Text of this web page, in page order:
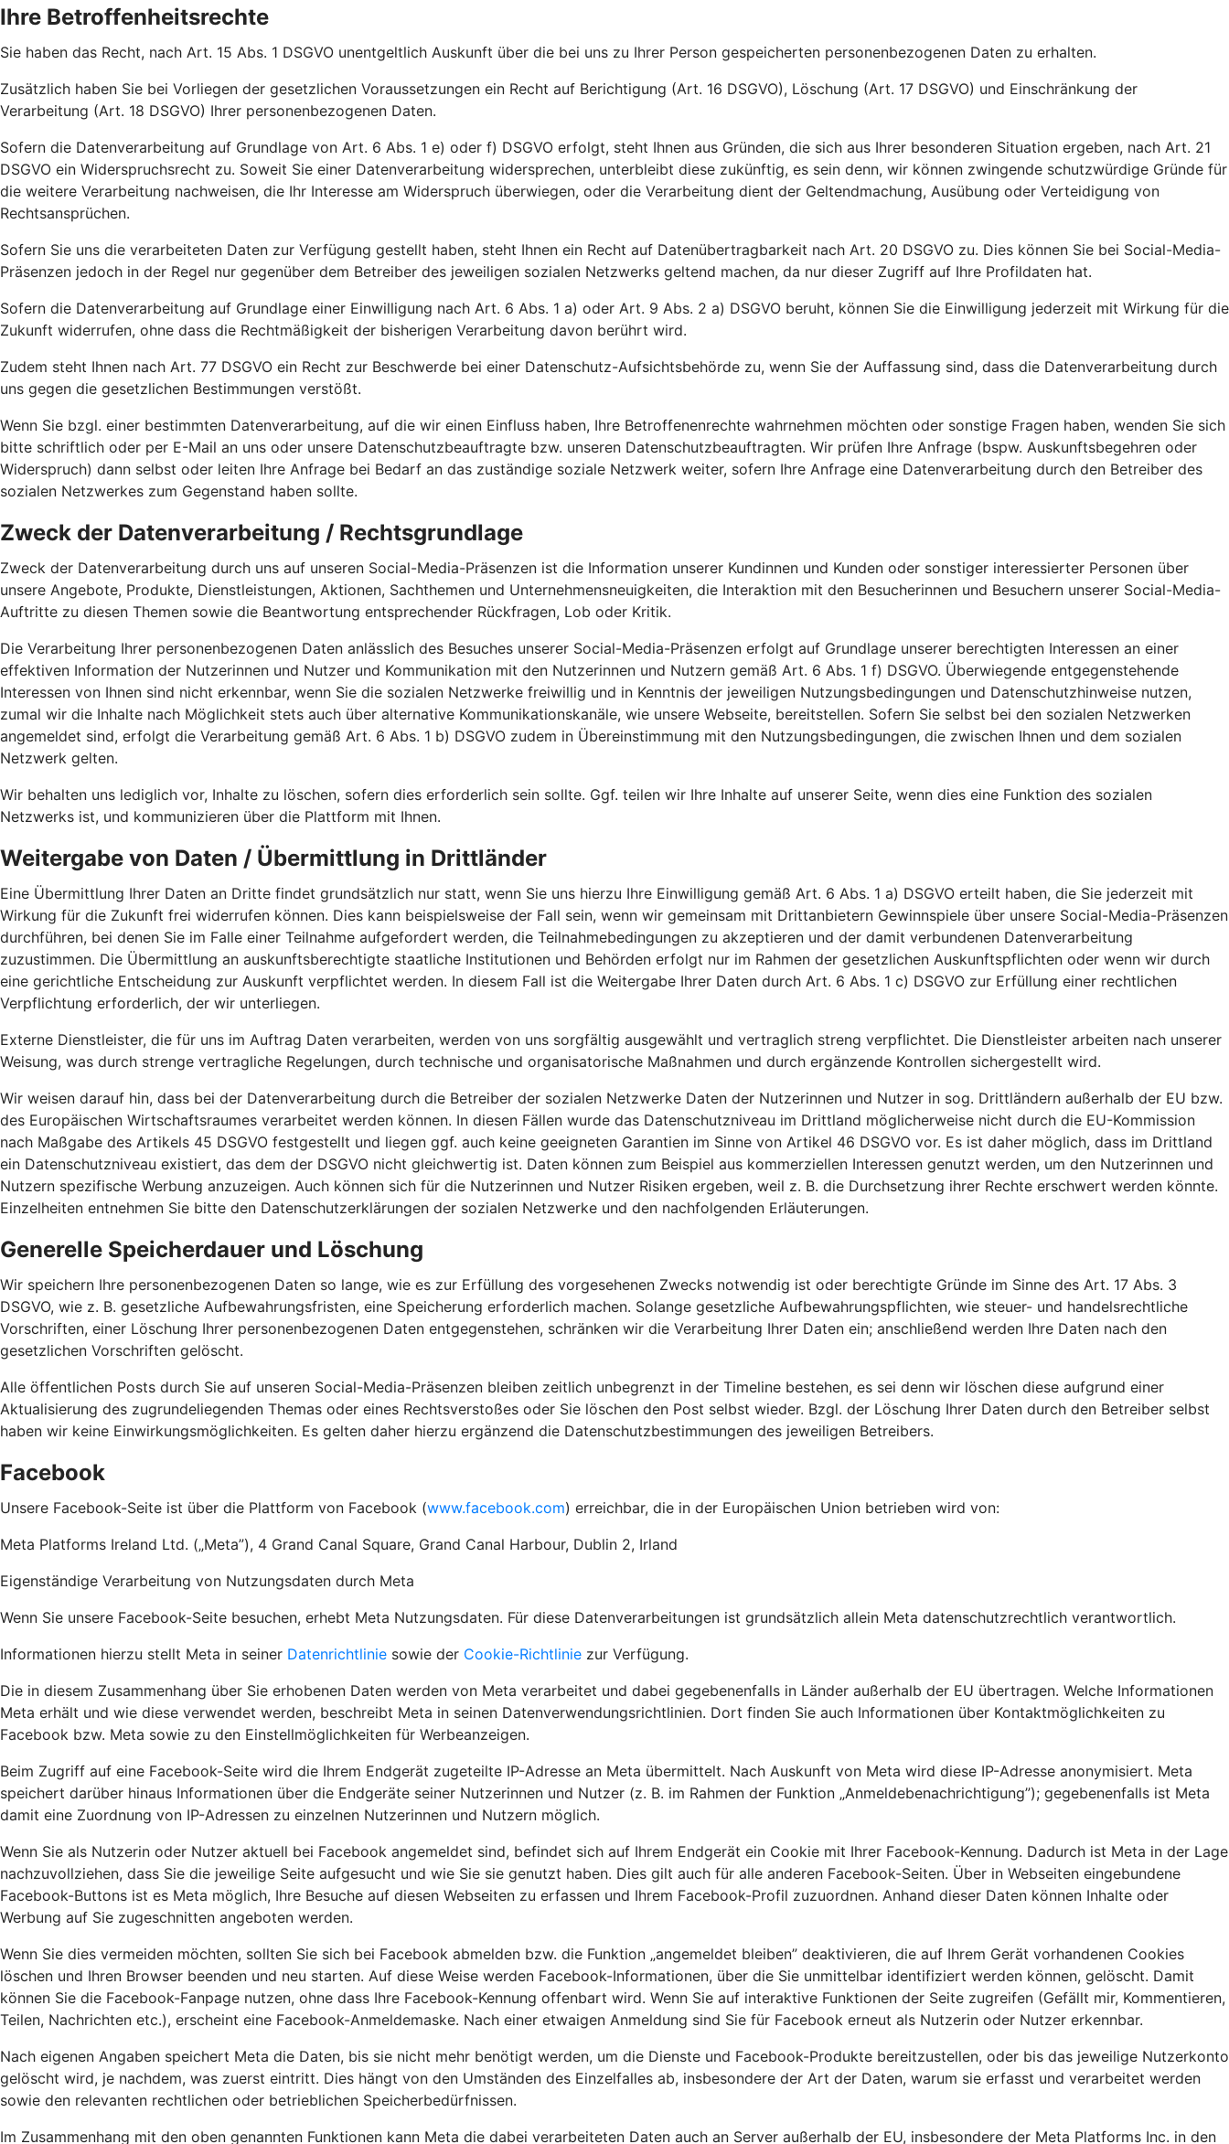
Ihre Betroffenheitsrechte
Sie haben das Recht, nach Art. 15 Abs. 1 DSGVO unentgeltlich Auskunft über die bei uns zu Ihrer Person gespeicherten personenbezogenen Daten zu erhalten.
Zusätzlich haben Sie bei Vorliegen der gesetzlichen Voraussetzungen ein Recht auf Berichtigung (Art. 16 DSGVO), Löschung (Art. 17 DSGVO) und Einschränkung der
Verarbeitung (Art. 18 DSGVO) Ihrer personenbezogenen Daten.
Sofern die Datenverarbeitung auf Grundlage von Art. 6 Abs. 1 e) oder f) DSGVO erfolgt, steht Ihnen aus Gründen, die sich aus Ihrer besonderen Situation ergeben, nach Art. 21
DSGVO ein Widerspruchsrecht zu. Soweit Sie einer Datenverarbeitung widersprechen, unterbleibt diese zukünftig, es sein denn, wir können zwingende schutzwürdige Gründe für
die weitere Verarbeitung nachweisen, die Ihr Interesse am Widerspruch überwiegen, oder die Verarbeitung dient der Geltendmachung, Ausübung oder Verteidigung von
Rechtsansprüchen.
Sofern Sie uns die verarbeiteten Daten zur Verfügung gestellt haben, steht Ihnen ein Recht auf Datenübertragbarkeit nach Art. 20 DSGVO zu. Dies können Sie bei Social-Media-
Präsenzen jedoch in der Regel nur gegenüber dem Betreiber des jeweiligen sozialen Netzwerks geltend machen, da nur dieser Zugriff auf Ihre Profildaten hat.
Sofern die Datenverarbeitung auf Grundlage einer Einwilligung nach Art. 6 Abs. 1 a) oder Art. 9 Abs. 2 a) DSGVO beruht, können Sie die Einwilligung jederzeit mit Wirkung für die
Zukunft widerrufen, ohne dass die Rechtmäßigkeit der bisherigen Verarbeitung davon berührt wird.
Zudem steht Ihnen nach Art. 77 DSGVO ein Recht zur Beschwerde bei einer Datenschutz-Aufsichtsbehörde zu, wenn Sie der Auffassung sind, dass die Datenverarbeitung durch
uns gegen die gesetzlichen Bestimmungen verstößt.
Wenn Sie bzgl. einer bestimmten Datenverarbeitung, auf die wir einen Einfluss haben, Ihre Betroffenenrechte wahrnehmen möchten oder sonstige Fragen haben, wenden Sie sich
bitte schriftlich oder per E-Mail an uns oder unsere Datenschutzbeauftragte bzw. unseren Datenschutzbeauftragten. Wir prüfen Ihre Anfrage (bspw. Auskunftsbegehren oder
Widerspruch) dann selbst oder leiten Ihre Anfrage bei Bedarf an das zuständige soziale Netzwerk weiter, sofern Ihre Anfrage eine Datenverarbeitung durch den Betreiber des
sozialen Netzwerkes zum Gegenstand haben sollte.
Zweck der Datenverarbeitung / Rechtsgrundlage
Zweck der Datenverarbeitung durch uns auf unseren Social-Media-Präsenzen ist die Information unserer Kundinnen und Kunden oder sonstiger interessierter Personen über
unsere Angebote, Produkte, Dienstleistungen, Aktionen, Sachthemen und Unternehmensneuigkeiten, die Interaktion mit den Besucherinnen und Besuchern unserer Social-Media-
Auftritte zu diesen Themen sowie die Beantwortung entsprechender Rückfragen, Lob oder Kritik.
Die Verarbeitung Ihrer personenbezogenen Daten anlässlich des Besuches unserer Social-Media-Präsenzen erfolgt auf Grundlage unserer berechtigten Interessen an einer
effektiven Information der Nutzerinnen und Nutzer und Kommunikation mit den Nutzerinnen und Nutzern gemäß Art. 6 Abs. 1 f) DSGVO. Überwiegende entgegenstehende
Interessen von Ihnen sind nicht erkennbar, wenn Sie die sozialen Netzwerke freiwillig und in Kenntnis der jeweiligen Nutzungsbedingungen und Datenschutzhinweise nutzen,
zumal wir die Inhalte nach Möglichkeit stets auch über alternative Kommunikationskanäle, wie unsere Webseite, bereitstellen. Sofern Sie selbst bei den sozialen Netzwerken
angemeldet sind, erfolgt die Verarbeitung gemäß Art. 6 Abs. 1 b) DSGVO zudem in Übereinstimmung mit den Nutzungsbedingungen, die zwischen Ihnen und dem sozialen
Netzwerk gelten.
Wir behalten uns lediglich vor, Inhalte zu löschen, sofern dies erforderlich sein sollte. Ggf. teilen wir Ihre Inhalte auf unserer Seite, wenn dies eine Funktion des sozialen
Netzwerks ist, und kommunizieren über die Plattform mit Ihnen.
Weitergabe von Daten / Übermittlung in Drittländer
Eine Übermittlung Ihrer Daten an Dritte findet grundsätzlich nur statt, wenn Sie uns hierzu Ihre Einwilligung gemäß Art. 6 Abs. 1 a) DSGVO erteilt haben, die Sie jederzeit mit
Wirkung für die Zukunft frei widerrufen können. Dies kann beispielsweise der Fall sein, wenn wir gemeinsam mit Drittanbietern Gewinnspiele über unsere Social-Media-Präsenzen
durchführen, bei denen Sie im Falle einer Teilnahme aufgefordert werden, die Teilnahmebedingungen zu akzeptieren und der damit verbundenen Datenverarbeitung
zuzustimmen. Die Übermittlung an auskunftsberechtigte staatliche Institutionen und Behörden erfolgt nur im Rahmen der gesetzlichen Auskunftspflichten oder wenn wir durch
eine gerichtliche Entscheidung zur Auskunft verpflichtet werden. In diesem Fall ist die Weitergabe Ihrer Daten durch Art. 6 Abs. 1 c) DSGVO zur Erfüllung einer rechtlichen
Verpflichtung erforderlich, der wir unterliegen.
Externe Dienstleister, die für uns im Auftrag Daten verarbeiten, werden von uns sorgfältig ausgewählt und vertraglich streng verpflichtet. Die Dienstleister arbeiten nach unserer
Weisung, was durch strenge vertragliche Regelungen, durch technische und organisatorische Maßnahmen und durch ergänzende Kontrollen sichergestellt wird.
Wir weisen darauf hin, dass bei der Datenverarbeitung durch die Betreiber der sozialen Netzwerke Daten der Nutzerinnen und Nutzer in sog. Drittländern außerhalb der EU bzw.
des Europäischen Wirtschaftsraumes verarbeitet werden können. In diesen Fällen wurde das Datenschutzniveau im Drittland möglicherweise nicht durch die EU-Kommission
nach Maßgabe des Artikels 45 DSGVO festgestellt und liegen ggf. auch keine geeigneten Garantien im Sinne von Artikel 46 DSGVO vor. Es ist daher möglich, dass im Drittland
ein Datenschutzniveau existiert, das dem der DSGVO nicht gleichwertig ist. Daten können zum Beispiel aus kommerziellen Interessen genutzt werden, um den Nutzerinnen und
Nutzern spezifische Werbung anzuzeigen. Auch können sich für die Nutzerinnen und Nutzer Risiken ergeben, weil z. B. die Durchsetzung ihrer Rechte erschwert werden könnte.
Einzelheiten entnehmen Sie bitte den Datenschutzerklärungen der sozialen Netzwerke und den nachfolgenden Erläuterungen.
Generelle Speicherdauer und Löschung
Wir speichern Ihre personenbezogenen Daten so lange, wie es zur Erfüllung des vorgesehenen Zwecks notwendig ist oder berechtigte Gründe im Sinne des Art. 17 Abs. 3
DSGVO, wie z. B. gesetzliche Aufbewahrungsfristen, eine Speicherung erforderlich machen. Solange gesetzliche Aufbewahrungspflichten, wie steuer- und handelsrechtliche
Vorschriften, einer Löschung Ihrer personenbezogenen Daten entgegenstehen, schränken wir die Verarbeitung Ihrer Daten ein; anschließend werden Ihre Daten nach den
gesetzlichen Vorschriften gelöscht.
Alle öffentlichen Posts durch Sie auf unseren Social-Media-Präsenzen bleiben zeitlich unbegrenzt in der Timeline bestehen, es sei denn wir löschen diese aufgrund einer
Aktualisierung des zugrundeliegenden Themas oder eines Rechtsverstoßes oder Sie löschen den Post selbst wieder. Bzgl. der Löschung Ihrer Daten durch den Betreiber selbst
haben wir keine Einwirkungsmöglichkeiten. Es gelten daher hierzu ergänzend die Datenschutzbestimmungen des jeweiligen Betreibers.
Facebook
Unsere Facebook-Seite ist über die Plattform von Facebook (www.facebook.com) erreichbar, die in der Europäischen Union betrieben wird von:
Meta Platforms Ireland Ltd. („Meta”), 4 Grand Canal Square, Grand Canal Harbour, Dublin 2, Irland
Eigenständige Verarbeitung von Nutzungsdaten durch Meta
Wenn Sie unsere Facebook-Seite besuchen, erhebt Meta Nutzungsdaten. Für diese Datenverarbeitungen ist grundsätzlich allein Meta datenschutzrechtlich verantwortlich.
Informationen hierzu stellt Meta in seiner Datenrichtlinie sowie der Cookie-Richtlinie zur Verfügung.
Die in diesem Zusammenhang über Sie erhobenen Daten werden von Meta verarbeitet und dabei gegebenenfalls in Länder außerhalb der EU übertragen. Welche Informationen
Meta erhält und wie diese verwendet werden, beschreibt Meta in seinen Datenverwendungsrichtlinien. Dort finden Sie auch Informationen über Kontaktmöglichkeiten zu
Facebook bzw. Meta sowie zu den Einstellmöglichkeiten für Werbeanzeigen.
Beim Zugriff auf eine Facebook-Seite wird die Ihrem Endgerät zugeteilte IP-Adresse an Meta übermittelt. Nach Auskunft von Meta wird diese IP-Adresse anonymisiert. Meta
speichert darüber hinaus Informationen über die Endgeräte seiner Nutzerinnen und Nutzer (z. B. im Rahmen der Funktion „Anmeldebenachrichtigung”); gegebenenfalls ist Meta
damit eine Zuordnung von IP-Adressen zu einzelnen Nutzerinnen und Nutzern möglich.
Wenn Sie als Nutzerin oder Nutzer aktuell bei Facebook angemeldet sind, befindet sich auf Ihrem Endgerät ein Cookie mit Ihrer Facebook-Kennung. Dadurch ist Meta in der Lage
nachzuvollziehen, dass Sie die jeweilige Seite aufgesucht und wie Sie sie genutzt haben. Dies gilt auch für alle anderen Facebook-Seiten. Über in Webseiten eingebundene
Facebook-Buttons ist es Meta möglich, Ihre Besuche auf diesen Webseiten zu erfassen und Ihrem Facebook-Profil zuzuordnen. Anhand dieser Daten können Inhalte oder
Werbung auf Sie zugeschnitten angeboten werden.
Wenn Sie dies vermeiden möchten, sollten Sie sich bei Facebook abmelden bzw. die Funktion „angemeldet bleiben” deaktivieren, die auf Ihrem Gerät vorhandenen Cookies
löschen und Ihren Browser beenden und neu starten. Auf diese Weise werden Facebook-Informationen, über die Sie unmittelbar identifiziert werden können, gelöscht. Damit
können Sie die Facebook-Fanpage nutzen, ohne dass Ihre Facebook-Kennung offenbart wird. Wenn Sie auf interaktive Funktionen der Seite zugreifen (Gefällt mir, Kommentieren,
Teilen, Nachrichten etc.), erscheint eine Facebook-Anmeldemaske. Nach einer etwaigen Anmeldung sind Sie für Facebook erneut als Nutzerin oder Nutzer erkennbar.
Nach eigenen Angaben speichert Meta die Daten, bis sie nicht mehr benötigt werden, um die Dienste und Facebook-Produkte bereitzustellen, oder bis das jeweilige Nutzerkonto
gelöscht wird, je nachdem, was zuerst eintritt. Dies hängt von den Umständen des Einzelfalles ab, insbesondere der Art der Daten, warum sie erfasst und verarbeitet werden
sowie den relevanten rechtlichen oder betrieblichen Speicherbedürfnissen.
Im Zusammenhang mit den oben genannten Funktionen kann Meta die dabei verarbeiteten Daten auch an Server außerhalb der EU, insbesondere der Meta Platforms Inc. in den